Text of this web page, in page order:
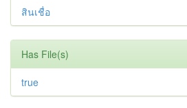
สินเชื่อ
Has File(s)
true